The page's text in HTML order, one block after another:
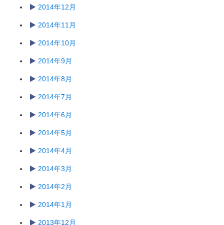
2014年12月
2014年11月
2014年10月
2014年9月
2014年8月
2014年7月
2014年6月
2014年5月
2014年4月
2014年3月
2014年2月
2014年1月
2013年12月